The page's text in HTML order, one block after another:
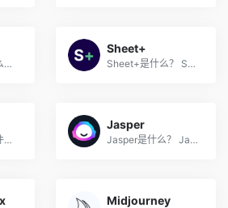
Bing新必应是什么？ Bing新必...
Sheet+
Sheet+是什么？ Sheet+ 是一...
Notion是什么软件？ Notion是...
Jasper
Jasper是什么？ Jasper是一款...
Midjourney